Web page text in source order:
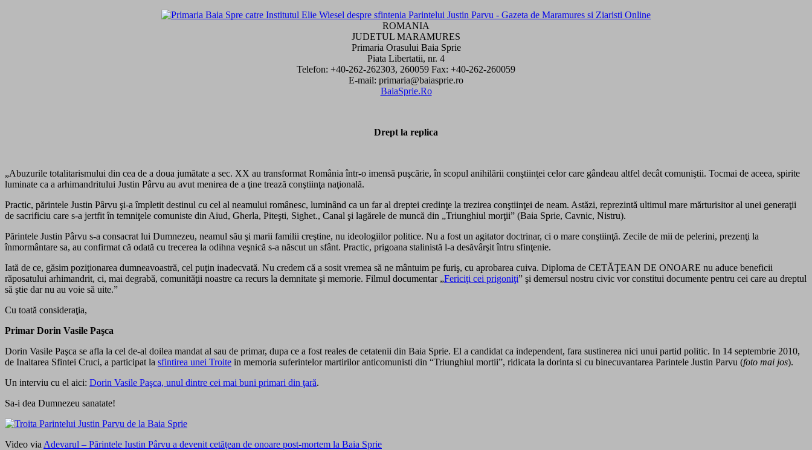
ROMANIA
JUDETUL MARAMURES
Primaria Orasului Baia Sprie
Piata Libertatii, nr. 4
Telefon: +40-262-262303, 260059 Fax: +40-262-260059
E-mail: primaria@baiasprie.ro
BaiaSprie.Ro
Drept la replica
„Abuzurile totalitarismului din cea de a doua jumătate a sec. XX au transformat România într-o imensă puşcărie, în scopul anihilării conştiinţei celor care gândeau altfel decât comuniştii. Tocmai de aceea, spirite
luminate ca a arhimandritului Justin Pârvu au avut menirea de a ţine trează conştiinţa naţională.
Practic, părintele Justin Pârvu şi-a împletit destinul cu cel al neamului românesc, luminând ca un far al dreptei credinţe la trezirea conştiinţei de neam. Astăzi, reprezintă ultimul mare mărturisitor al unei generaţii
de sacrificiu care s-a jertfit în temniţele comuniste din Aiud, Gherla, Piteşti, Sighet., Canal şi lagărele de muncă din „Triunghiul morţii” (Baia Sprie, Cavnic, Nistru).
Părintele Justin Pârvu s-a consacrat lui Dumnezeu, neamul său şi marii familii creştine, nu ideologiilor politice. Nu a fost un agitator doctrinar, ci o mare conştiinţă. Zecile de mii de pelerini, prezenţi la
înmormântare sa, au confirmat că odată cu trecerea la odihna veşnică s-a născut un sfânt. Practic, prigoana stalinistă l-a desăvârşit întru sfinţenie.
Iată de ce, găsim poziţionarea dumneavoastră, cel puţin inadecvată. Nu credem că a sosit vremea să ne mântuim pe furiş, cu aprobarea cuiva. Diploma de CETĂŢEAN DE ONOARE nu aduce beneficii
răposatului arhimandrit, ci, mai degrabă, comunităţii noastre ca recurs la demnitate şi memorie. Filmul documentar „Fericiţi cei prigoniţi” şi demersul nostru civic vor constitui documente pentru cei care au dreptul
să ştie dar nu au voie să uite.”
Cu toată consideraţia,
Primar Dorin Vasile Paşca
Dorin Vasile Paşca se afla la cel de-al doilea mandat al sau de primar, dupa ce a fost reales de cetatenii din Baia Sprie. El a candidat ca independent, fara sustinerea nici unui partid politic. In 14 septembrie 2010,
de Inaltarea Sfintei Cruci, a participat la sfintirea unei Troite in memoria suferintelor martirilor anticomunisti din “Triunghiul mortii”, ridicata la dorinta si cu binecuvantarea Parintele Justin Parvu (foto mai jos).
Un interviu cu el aici: Dorin Vasile Paşca, unul dintre cei mai buni primari din ţară.
Sa-i dea Dumnezeu sanatate!
Video via Adevarul – Părintele Iustin Pârvu a devenit cetăţean de onoare post-mortem la Baia Sprie